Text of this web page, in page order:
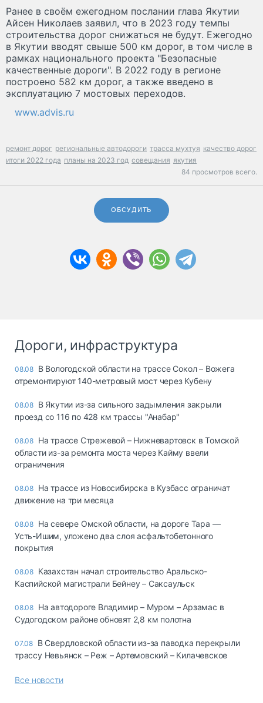
Ранее в своём ежегодном послании глава Якутии
Айсен Николаев заявил, что в 2023 году темпы
строительства дорог снижаться не будут. Ежегодно
в Якутии вводят свыше 500 км дорог, в том числе в
рамках национального проекта "Безопасные
качественные дороги". В 2022 году в регионе
построено 582 км дорог, а также введено в
эксплуатацию 7 мостовых переходов.
www.advis.ru
ремонт дорог региональные автодороги трасса мухтуя качество дорог
итоги 2022 года планы на 2023 год совещания якутия
84 просмотров всего.
ОБСУДИТЬ
Дороги, инфраструктура
08.08 В Вологодской области на трассе Сокол – Вожега
отремонтируют 140-метровый мост через Кубену
08.08 В Якутии из-за сильного задымления закрыли
проезд со 116 по 428 км трассы "Анабар"
08.08 На трассе Стрежевой – Нижневартовск в Томской
области из-за ремонта моста через Кайму ввели
ограничения
08.08 На трассе из Новосибирска в Кузбасс ограничат
движение на три месяца
08.08 На севере Омской области, на дороге Тара —
Усть-Ишим, уложено два слоя асфальтобетонного
покрытия
08.08 Казахстан начал строительство Аральско-
Каспийской магистрали Бейнеу – Саксаульск
08.08 На автодороге Владимир – Муром – Арзамас в
Судогодском районе обновят 2,8 км полотна
07.08 В Свердловской области из-за паводка перекрыли
трассу Невьянск – Реж – Артемовский – Килачевское
Все новости